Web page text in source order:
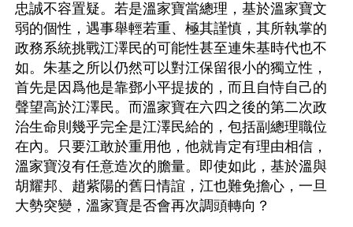
忠誠不容置疑。若是溫家寶當總理，基於溫家寶文
弱的個性，遇事舉輕若重、極其謹慎，其所執掌的
政務系統挑戰江澤民的可能性甚至連朱基時代也不
如。朱基之所以仍然可以對江保留很小的獨立性，
首先是因爲他是靠鄧小平提拔的，而且自恃自己的
聲望高於江澤民。而溫家寶在六四之後的第二次政
治生命則幾乎完全是江澤民給的，包括副總理職位
在內。只要江敢於重用他，他就肯定有理由相信，
溫家寶沒有任意造次的膽量。即使如此，基於溫與
胡耀邦、趙紫陽的舊日情誼，江也難免擔心，一旦
大勢突變，溫家寶是否會再次調頭轉向？